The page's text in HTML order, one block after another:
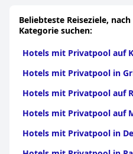
Beliebteste Reiseziele,
Kategorie suchen:
Hotels mit Privatpool auf
Hotels mit Privatpool in
Hotels mit Privatpool auf
Hotels mit Privatpool auf
Hotels mit Privatpool in